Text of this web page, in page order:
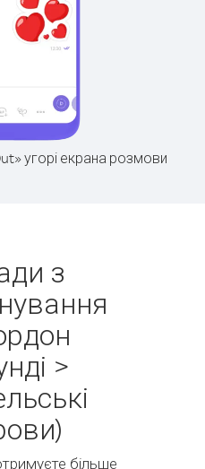
угорі екрана розмови
з
>
більше